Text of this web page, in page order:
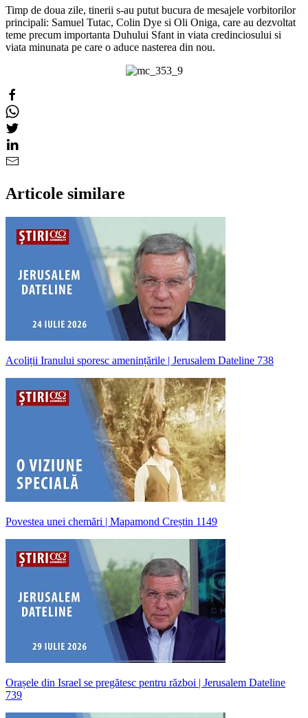
Timp de doua zile, tinerii s-au putut bucura de mesajele vorbitorilor
principali: Samuel Tutac, Colin Dye si Oli Oniga, care au dezvoltat
teme precum importanta Duhului Sfant in viata credinciosului si
viata minunata pe care o aduce nasterea din nou.
Articole similare
Acoliții Iranului sporesc amenințările | Jerusalem Dateline 738
Povestea unei chemări | Mapamond Creștin 1149
Orașele din Israel se pregătesc pentru război | Jerusalem Dateline
739